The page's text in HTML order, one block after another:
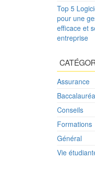
Top 5
pour une
efficace et
entreprise
Assurance
Conseils
Formations
Général
Vie